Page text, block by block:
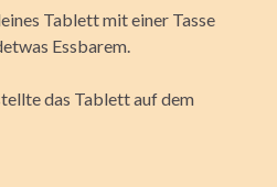
Tablett mit einer Tasse
Essbarem.
das Tablett auf dem